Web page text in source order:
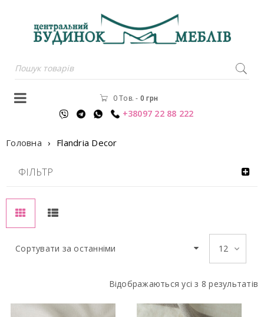
0 Тов. - 0грн
+38097 22 88 222
Головна › Flandria Decor
ФІЛЬТР
Відображаються усі з 8 результатів
Сортувати за останніми